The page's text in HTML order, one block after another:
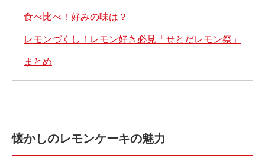
食べ比べ！好みの味は？
レモンづくし！レモン好き必見「せとだレモン祭」
まとめ
懐かしのレモンケーキの魅力